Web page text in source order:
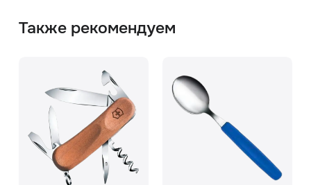
Также рекомендуем